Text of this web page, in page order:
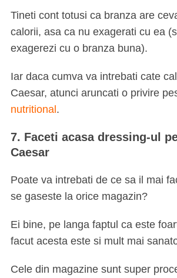
Tineti cont totusi ca branza are
calorii, asa ca nu exagerati cu ea
exagerezi cu o branza buna).
Iar daca cumva va intrebati cate
Caesar, atunci aruncati o privire
nutritional.
7. Faceti acasa dressing-ul
Caesar
Poate va intrebati de ce sa il mai
se gaseste la orice magazin?
Ei bine, pe langa faptul ca este
facut acesta este si mult mai
Cele din magazine sunt super